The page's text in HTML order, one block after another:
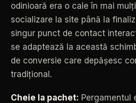
odinioară era o cale în mai mulți
socializare la site până la
singur punct de contact
se adaptează la această
de conversie care depășesc
tradițional.
Cheie la pachet: Pergamentul